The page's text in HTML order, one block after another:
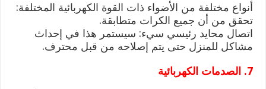
أنواع مختلفة من الأضواء ذات القوة الكهربائية المختلفة:
تحقق من أن جميع الكرات متطابقة.
اتصال محايد رئيسي سيء: سيستمر هذا في إحداث
مشاكل للمنزل حتى يتم إصلاحه من قبل محترف.
7. الصدمات الكهربائية